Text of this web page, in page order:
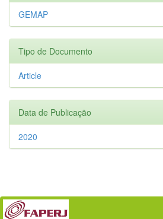
GEMAP
Tipo de Documento
Article
Data de Publicação
2020